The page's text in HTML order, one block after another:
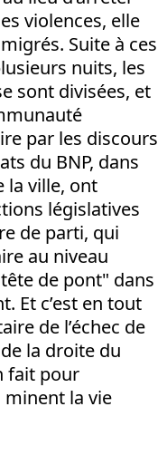
violences, elle
Suite à ces
nuits, les
sont divisées, et
par les discours
du BNP, dans
la ville, ont
législatives
de parti, qui
au niveau
de pont" dans
Et c’est en tout
de l’échec de
la droite du
fait pour
la vie